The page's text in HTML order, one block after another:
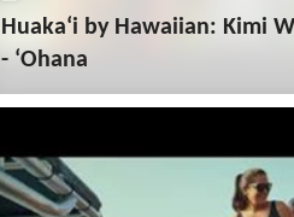
Huakaʻi by Hawaiian: Kimi
- ʻOhana